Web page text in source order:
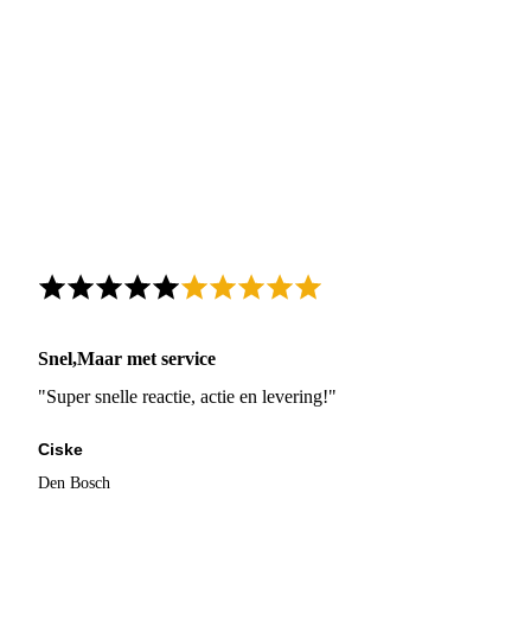
Snel,Maar met service
"Super snelle reactie, actie en levering!"
Ciske
Den Bosch